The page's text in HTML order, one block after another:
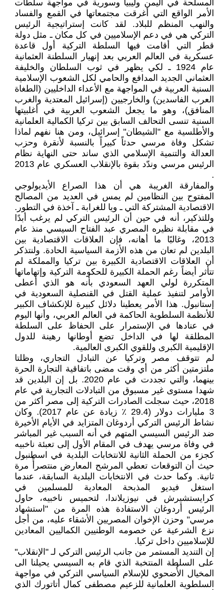
المسلحة في اليمن وليبيا وسورية في مواجهة سلطات
الأمر الواقع التي أغرقت مجتمعاتها في القمع والفساد
والنهب المنظم للبلاد. لقد كانت إستراتيجية الرئيس
التركي هي في دعم الإسلاميين في كل مكان ـ مثل دولة
قطر التي أقامت فيها السلطة التركية أول قاعدة
عسكرية في العالم العربي بعد إنهيار السلطنة العثمانية
عام 1924 ـ لكي يظهر في ثوب السلطان والخليفة
العثماني الجديد المدافع والحامي لكل الشعوب الإسلامية
السنية العربية في المواجهة مع الأعداء الداخليين (الطغاة
العرب الفاسدين) والخارجيين (إسرائيل المعتدية والغرب
المنافق)، وهو ما يجعل الشعوب العربية في أغلبيتها
السنية تنسى التحالف السابق بين تركيا الكمالية العلمانية
والأطلسية مع "الشيطان" إسرائيل، ومن هنا نفهم لماذا
تشكل وفاة مرسي حدثاً كبيراً بالنسبة لأنقرة وحزب
العدالة والتنمية الإسلامي الذي ساند حتى النهاية نظام
الرئيس مرسي وندّد بقوة بالإنقلاب العسكري عام 2013
.
والمفارقة الغريبة هي أن هذا الصراع الأيديولوجي
المفتوح بين النظامين لم يمس في العديد من المصالح
الاقتصادية المشتركة التي ـ ويا للغرابة ـ آخذة في التطور.
وللتذكير، أنه في حين أن الرئيس التركي لم يرغب أبدًا
في مقابلة نظيره المصري عبد الفتاح السيسي منذ عام
2013، وغالبًا ما أهانه، فإن العلاقات الاقتصادية بين
البلدين لم تعان من هذه الأزمة السياسية الحادة. ولنتذكر
أن العلاقات الاقتصادية الكبيرة بين تركيا والمملكة لم
تتأثر أيضاً رغم الحملة الكبيرة للحكومة التركية وإتهاماتها
المتكررة لولي العهد السعودي بأنه هو الذي أعطى
الأوامر لتنفيذ عملية القتل في القنصلية السعودية في
إستانبول. هذا الأمر يعطينا دلائل كبيرة للإنكشاف الكبير
للأنظمة السلطوية الحاكمة في العالم العربي، وأنها اليوم
في عنادها في الإستمرار على الحفاظ على السلطة
المطلقة لها في الداخل تضع أوطانها رهينة للدول
الإقليمية الكبرى وللقوي الكبرى العالمية.
لم تتوقف مصر وتركيا عن التبادل التجاري، وظلتا
ملتزمتين أكثر من أي وقت مضى باتفاقية التجارة الحرة
بينهما، والتي تجددت في عام 2020. بل إن البلدين قد
شهدا مستوى غير مسبوق من التبادلات التجارية في عام
2018، حيث سجلت الصادرات التركية إلى مصر أكثر من
3 مليارات دولار (29.4 ٪ زيادة عن عام 2017). وكان
نشاط الرئيس التركي أردوغان المتزايد في الأيام الأخيرة
ضد الرئيس السيسي المتهم في أنه السبب غير المباشر
في وفاة مرسي يهدف في المقام الأول إلى تعبئة ناخبيه
كجزء من الحملة الثانية للانتخابات البلدية في اسطنبول
حيث أن التوقعات تعطي المرشح المعارض منتصرأً مرة
ثانية. وكما حدث في الانتخابات البلدية السابقة، عندما
استغل فيديو المذبحة المعادية للمسلمين في
كرايستشيرش في نيوزيلاندا، لتحميس ناخبيه، حاول
الرئيس أردوغان الاستفادة هذه المرة من "استشهاد
مرسي" وحزن الإخوان المصريين الأشقاء عليه، من أجل
نزع الشرعية عن خصومه الوطنيين الكماليين المعادين
للإسلاميين داخل تركيا.
إن التنديد المستمر من جانب الرئيس التركي لـ "الإنقلاب"
على السلطة المنتخبة الذي قام به السيسي يحيلنا الى
المخيال الأُضحوي للإسلام السياسي التركي في مواجهة
السلطوية العلمانية للزعيم مصطفى كمال أتاتورك الذي